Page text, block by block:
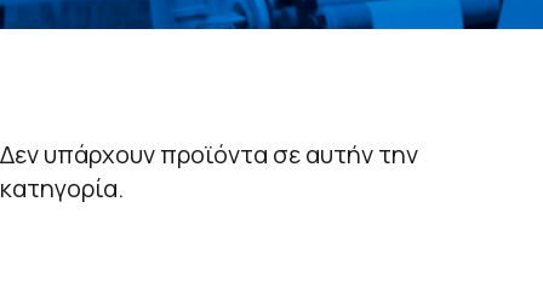
Δεν υπάρχουν προϊόντα σε αυτήν την
κατηγορία.